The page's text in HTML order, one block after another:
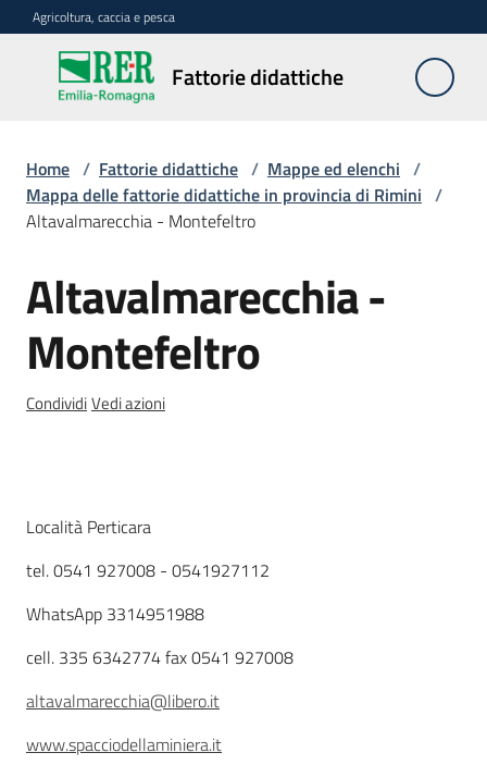
Vai al contenuto
Vai alla navigazione
Vai al footer
Agricoltura, caccia e pesca
Fattorie didattiche
Fattorie
didattiche
Trova
sulla
Requisiti
necessari
abilitanti
in
cifre
Agricoltura,
Home / Fattorie didattiche / Mappe ed elenchi /
Mappa delle fattorie didattiche in provincia di Rimini /
Altavalmarecchia - Montefeltro
Salta al contenuto
Altavalmarecchia -
Montefeltro
CondividiVedi azioni
Descrizione
Località Perticara
tel. 0541 927008 - 0541927112
WhatsApp 3314951988
cell. 335 6342774 fax 0541 927008
altavalmarecchia@libero.it
www.spacciodellaminiera.it